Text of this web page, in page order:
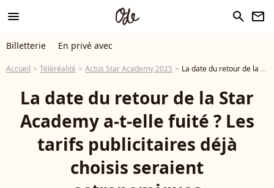
menu search newsletter
Billetterie En privé avec
Accueil Téléréalité Actus Star Academy 2025 La date du retour de la Star Academy a-t-elle fuité ? Les tarifs publicitaires déjà choisis seraient astronomiques
La date du retour de la Star
Academy a-t-elle fuité ? Les
tarifs publicitaires déjà
choisis seraient